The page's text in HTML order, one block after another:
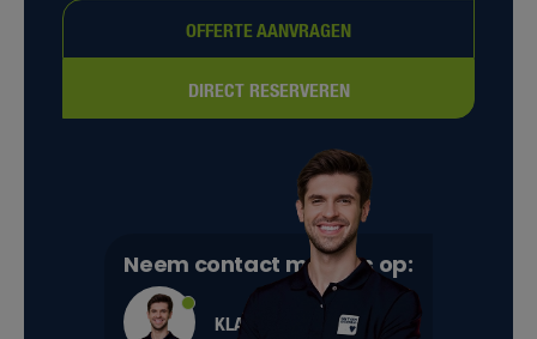
Neem contact met ons op:
KLANTENSERVICE
OFFERTE AANVRAGEN
DIRECT RESERVEREN